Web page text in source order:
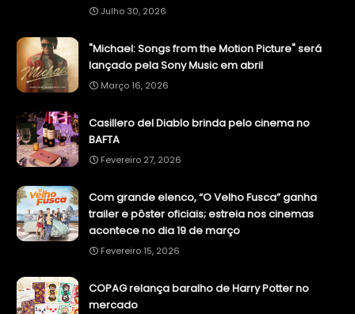
Julho 30, 2026
"Michael: Songs from the Motion Picture" será
lançado pela Sony Music em abril
Março 16, 2026
Casillero del Diablo brinda pelo cinema no
BAFTA
Fevereiro 27, 2026
Com grande elenco, “O Velho Fusca” ganha
trailer e pôster oficiais; estreia nos cinemas
acontece no dia 19 de março
Fevereiro 15, 2026
COPAG relança baralho de Harry Potter no
mercado